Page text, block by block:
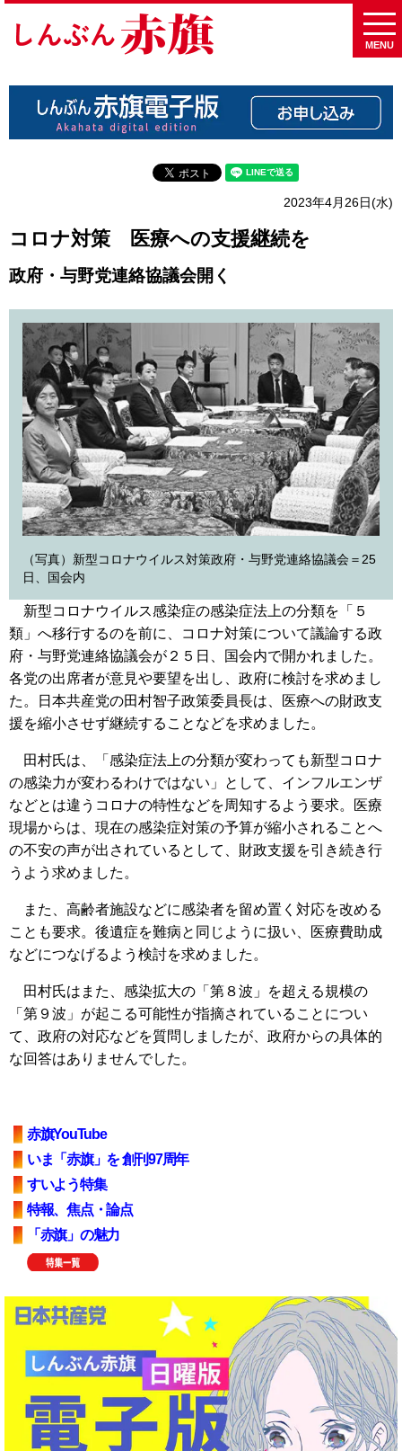
MENU
2023年4月26日(水)
コロナ対策 医療への支援継続を
政府・与野党連絡協議会開く
（写真）新型コロナウイルス対策政府・与野党連絡協議会＝25
日、国会内
新型コロナウイルス感染症の感染症法上の分類を「５
類」へ移行するのを前に、コロナ対策について議論する政
府・与野党連絡協議会が２５日、国会内で開かれました。
各党の出席者が意見や要望を出し、政府に検討を求めまし
た。日本共産党の田村智子政策委員長は、医療への財政支
援を縮小させず継続することなどを求めました。
田村氏は、「感染症法上の分類が変わっても新型コロナ
の感染力が変わるわけではない」として、インフルエンザ
などとは違うコロナの特性などを周知するよう要求。医療
現場からは、現在の感染症対策の予算が縮小されることへ
の不安の声が出されているとして、財政支援を引き続き行
うよう求めました。
また、高齢者施設などに感染者を留め置く対応を改める
ことも要求。後遺症を難病と同じように扱い、医療費助成
などにつなげるよう検討を求めました。
田村氏はまた、感染拡大の「第８波」を超える規模の
「第９波」が起こる可能性が指摘されていることについ
て、政府の対応などを質問しましたが、政府からの具体的
な回答はありませんでした。
赤旗YouTube
いま「赤旗」を 創刊97周年
すいよう特集
特報、焦点・論点
「赤旗」の魅力